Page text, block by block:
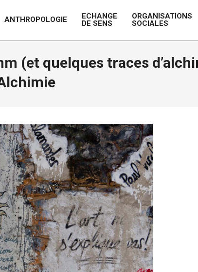
ANTHROPOLOGIE
ECHANGE
DE SENS
ORGANISATIONS
SOCIALES
(et quelques traces